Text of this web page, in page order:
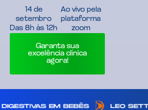
14 de
setembro
Das 8h às 12h
Ao vivo pela
plataforma
zoom
Garanta sua
excelência clínica
agora!